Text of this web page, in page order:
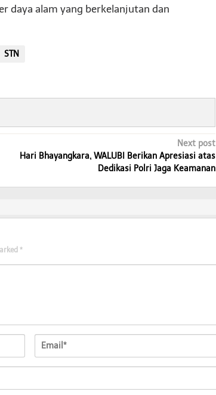
daya alam yang berkelanjutan dan
STN
Next post
Hari Bhayangkara, WALUBI Berikan Apresiasi atas
Dedikasi Polri Jaga Keamanan
*